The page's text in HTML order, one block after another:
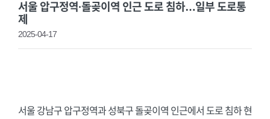
서울 압구정역·돌곶이역 인근 도로 침하…일부 도로통
제
2025-04-17
서울 강남구 압구정역과 성북구 돌곶이역 인근에서 도로 침하 현